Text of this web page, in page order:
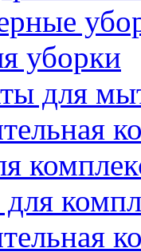
уборки
для